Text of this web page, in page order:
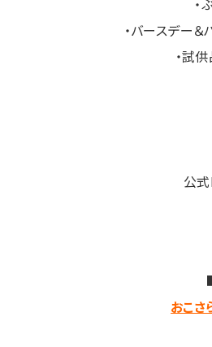
・
・バースデー
・試
公
おこさ